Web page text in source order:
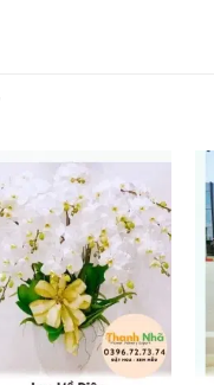
Add to
wishlist